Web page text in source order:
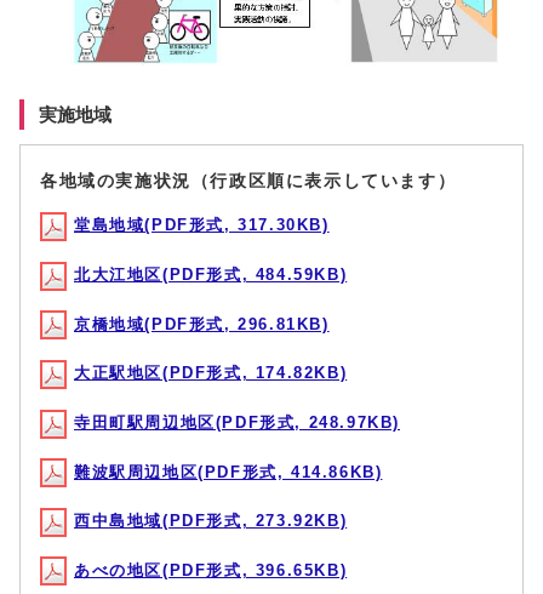
実施地域
各地域の実施状況（行政区順に表示しています）
堂島地域(PDF形式, 317.30KB)
北大江地区(PDF形式, 484.59KB)
京橋地域(PDF形式, 296.81KB)
大正駅地区(PDF形式, 174.82KB)
寺田町駅周辺地区(PDF形式, 248.97KB)
難波駅周辺地区(PDF形式, 414.86KB)
西中島地域(PDF形式, 273.92KB)
あべの地区(PDF形式, 396.65KB)